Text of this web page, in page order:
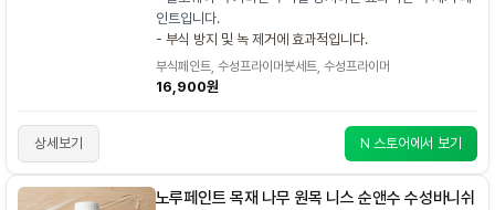
인트입니다.
- 부식 방지 및 녹 제거에 효과적입니다.
부식페인트, 수성프라이머붓세트, 수성프라이머
16,900원
상세보기 N 스토어에서 보기
노루페인트 목재 나무 원목 니스 순앤수 수성바니쉬